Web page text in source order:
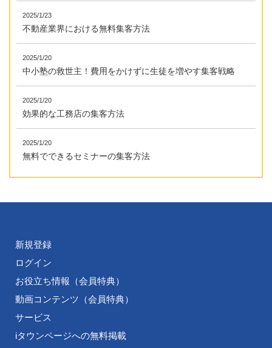
2025/1/23
不動産業界における無料集客方法
2025/1/20
中小塾の救世主！費用をかけずに生徒を増やす集客戦略
2025/1/20
効果的な工務店の集客方法
2025/1/20
無料でできるセミナーの集客方法
新規登録
ログイン
お役立ち情報（会員特典）
動画コンテンツ（会員特典）
サービス
iタウンページへの無料掲載